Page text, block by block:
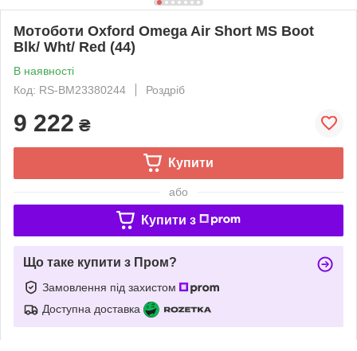
Мотоботи Oxford Omega Air Short MS Boot
Blk/ Wht/ Red (44)
В наявності
Код: RS-BM23380244
Роздріб
9 222 ₴
Купити
або
Купити з
Що таке купити з Пром?
Замовлення під захистом
Доступна доставка